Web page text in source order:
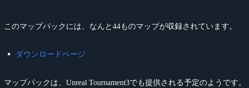
このマップパックには、なんと44ものマップが収録されています。
ダウンロードページ
マップパックは、Unreal Tournament3でも提供される予定のようです。